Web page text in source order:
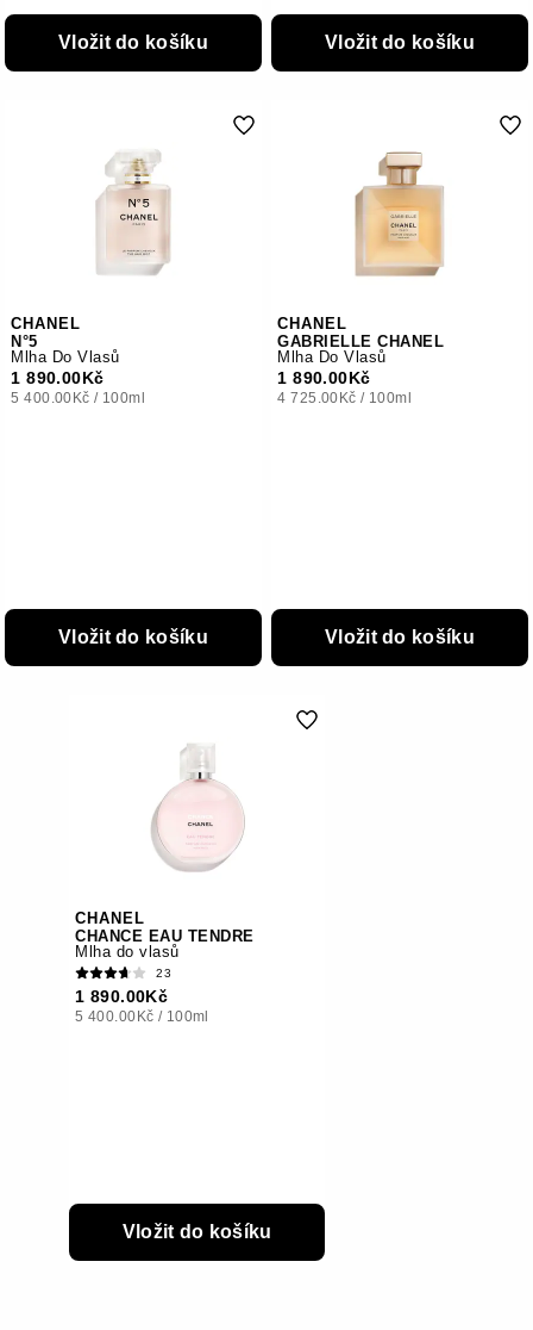
Vložit do košíku Vložit do košíku
CHANEL
N°5
Mlha Do Vlasů
1 890.00Kč
5 400.00Kč / 100ml
Vložit do košíku
CHANEL
GABRIELLE CHANEL
Mlha Do Vlasů
1 890.00Kč
4 725.00Kč / 100ml
Vložit do košíku
CHANEL
CHANCE EAU TENDRE
Mlha do vlasů
23
1 890.00Kč
5 400.00Kč / 100ml
Vložit do košíku